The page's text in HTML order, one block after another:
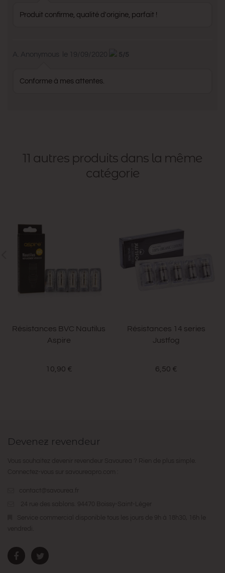
Produit confirme, qualité d'origine, parfait !
A. Anonymous le 19/09/2020 5/5
Conforme à mes attentes.
11 autres produits dans la même
catégorie
Résistances BVC Nautilus
Aspire
10,90 €
Résistances 14 series
Justfog
6,50 €
Devenez revendeur